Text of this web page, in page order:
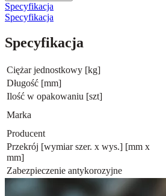
Specyfikacja
Specyfikacja
Specyfikacja
Ciężar jednostkowy [kg]
Długość [mm]
Ilość w opakowaniu [szt]
Marka
Producent
Przekrój [wymiar szer. x wys.] [mm x
mm]
Zabezpieczenie antykorozyjne